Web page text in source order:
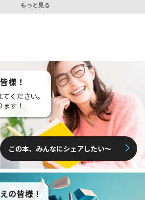
もっと見る
様！
ください。
す！
この本、みんなにシェアしたい〜
の皆様！